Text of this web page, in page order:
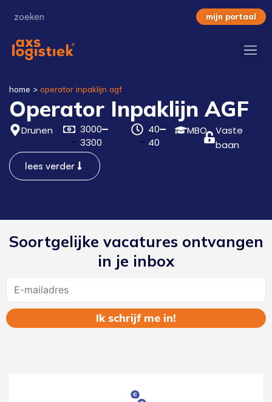
mijn portaal
home > operator inpaklijn agf
Operator Inpaklijn AGF
Drunen
3000
3300
40
40
MBO
Vaste
baan
lees verder
Soortgelijke vacatures ontvangen
in je inbox